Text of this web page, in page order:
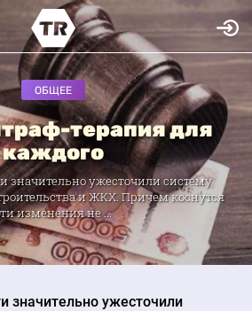
ОБЩЕЕ
терапия для
каждого
значительно ужесточили систему
и ЖКХ. Причем коснутся
изменения не ...
значительно ужесточили